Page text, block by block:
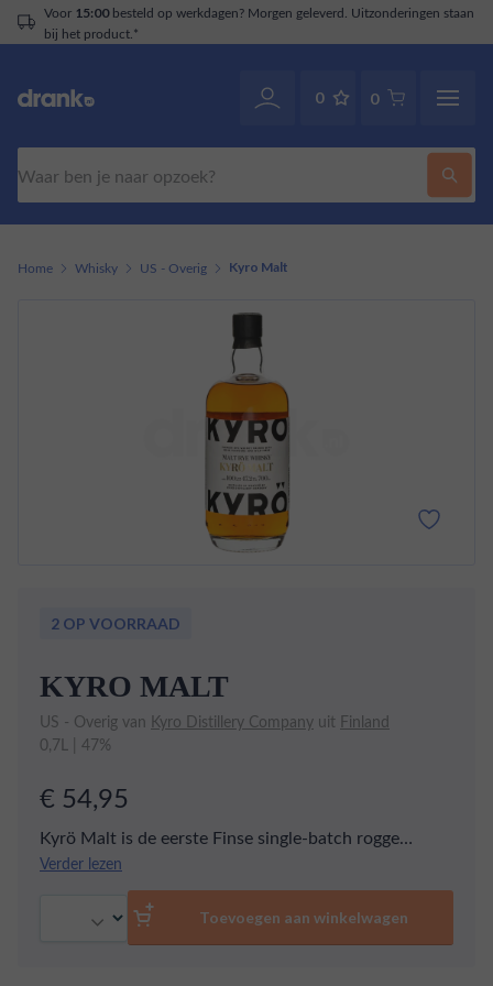
Voor 15:00besteld op werkdagen? Morgen geleverd. Uitzonderingen staan
bij het product.*
0 0
Home Whisky US - Overig Kyro Malt
2 OP VOORRAAD
KYRO MALT
US - Overig van Kyro Distillery Company uit Finland
0,7L | 47%
€ 54,95
Kyrö Malt is de eerste Finse single-batch rogge
whisky, vervaardigd uit 100% gemoute Finse rogge.
Deze unieke whisky wordt tweemaal gedistilleerd in
pot stills en rijpt vervolgens in nieuwe Amerikaanse
witte eiken vaten. Door het gebruik van de intense en
Verder lezen
Toevoegen aan winkelwagen